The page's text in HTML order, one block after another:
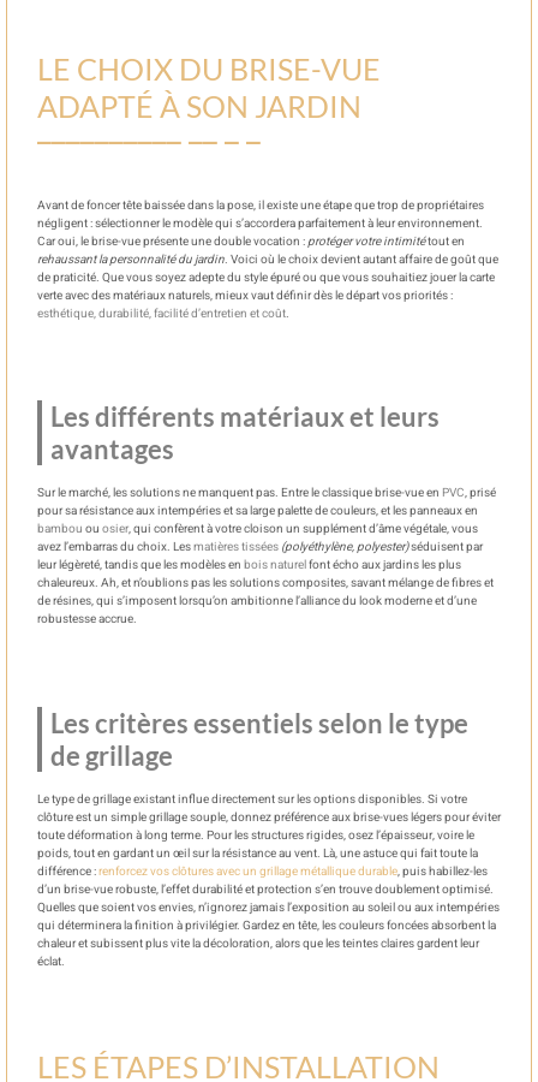
LE CHOIX DU BRISE-VUE
ADAPTÉ À SON JARDIN
Avant de foncer tête baissée dans la pose, il existe une étape que trop de propriétaires
négligent : sélectionner le modèle qui s’accordera parfaitement à leur environnement.
Car oui, le brise-vue présente une double vocation :protéger votre intimitétout en
rehaussant la personnalité du jardin. Voici où le choix devient autant affaire de goût que
de praticité. Que vous soyez adepte du style épuré ou que vous souhaitiez jouer la carte
verte avec des matériaux naturels, mieux vaut définir dès le départ vos priorités :
esthétique, durabilité, facilité d’entretien et coût.
Les différents matériaux et leurs
avantages
Sur le marché, les solutions ne manquent pas. Entre le classique brise-vue en PVC, prisé
pour sa résistance aux intempéries et sa large palette de couleurs, et les panneaux en
bambou ou osier, qui confèrent à votre cloison un supplément d’âme végétale, vous
avez l’embarras du choix. Lesmatières tissées (polyéthylène, polyester)séduisent par
leur légèreté, tandis que les modèles en bois naturelfont écho aux jardins les plus
chaleureux. Ah, et n’oublions pas les solutions composites, savant mélange de fibres et
de résines, qui s’imposent lorsqu’on ambitionne l’alliance du look moderne et d’une
robustesse accrue.
Les critères essentiels selon le type
de grillage
Le type de grillage existant influe directement sur les options disponibles. Si votre
clôture est un simple grillage souple, donnez préférence aux brise-vues légers pour éviter
toute déformation à long terme. Pour les structures rigides, osez l’épaisseur, voire le
poids, tout en gardant un œil sur la résistance au vent. Là, une astuce qui fait toute la
différence :renforcez vos clôtures avec un grillage métallique durable, puis habillez-les
d’un brise-vue robuste, l’effet durabilité et protection s’en trouve doublement optimisé.
Quelles que soient vos envies, n’ignorez jamais l’exposition au soleil ou aux intempéries
qui déterminera la finition à privilégier. Gardez en tête, les couleurs foncées absorbent la
chaleur et subissent plus vite la décoloration, alors que les teintes claires gardent leur
éclat.
LES ÉTAPES D’INSTALLATION